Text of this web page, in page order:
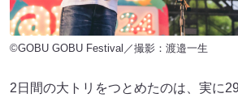
©GOBU GOBU Festival／撮影：渡邉一生
2日間の大トリをつとめたのは、実に